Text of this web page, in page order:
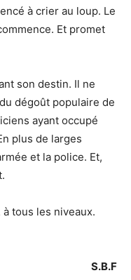
à crier au loup. Le
Et promet
son destin. Il ne
dégoût populaire de
ayant occupé
plus de larges
et la police. Et,
tous les niveaux.
S.B.F